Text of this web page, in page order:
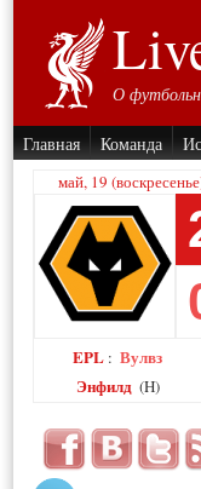
О
Главная Команда
май, 19
EPL : Вулвз
Энфилд (H)